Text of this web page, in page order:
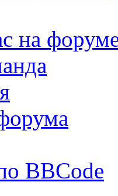
на
BBCode